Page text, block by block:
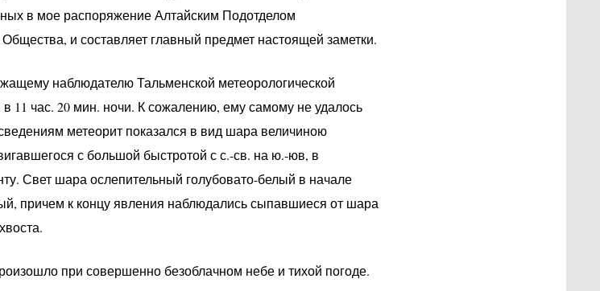
в мое распоряжение Алтайским Подотделом
и составляет главный предмет настоящей заметки.
наблюдателю Тальменской метеорологической
в 11 час. 20 мин. ночи. К сожалению, ему самому не удалось
метеорит показался в вид шара величиною
с большой быстротой с с.-св. на ю.-юв, в
Свет шара ослепительный голубовато-белый в начале
причем к концу явления наблюдались сыпавшиеся от шара
при совершенно безоблачном небе и тихой погоде.